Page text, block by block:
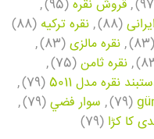
, قروش نقره (95)
,
(88)
, نقره ترکیه (88)
(83)
, نقره مالزی (83)
,
, نقره ثامن (75)
,
نقره مدل 5011 (79)
,
(79)
, سوار فضي (79)
,
کا کڑا (79)